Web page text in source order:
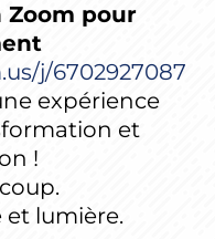
Zoom pour
j/6702927087
expérience
et
!
lumière.